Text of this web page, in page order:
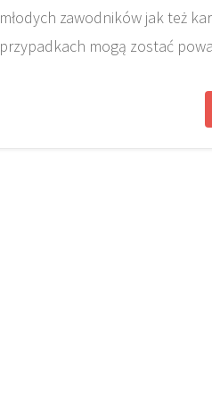
młodych zawodników jak też
przypadkach mogą zostać